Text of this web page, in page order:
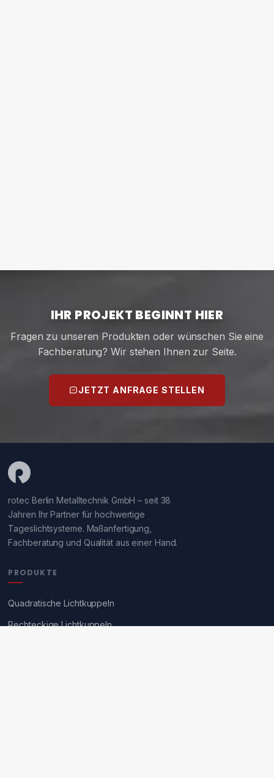
IHR PROJEKT BEGINNT HIER
Fragen zu unseren Produkten oder wünschen Sie eine
Fachberatung? Wir stehen Ihnen zur Seite.
JETZT ANFRAGE STELLEN
rotec Berlin Metalltechnik GmbH – seit 38
Jahren Ihr Partner für hochwertige
Tageslichtsysteme. Maßanfertigung,
Fachberatung und Qualität aus einer Hand.
PRODUKTE
Quadratische Lichtkuppeln
Rechteckige Lichtkuppeln